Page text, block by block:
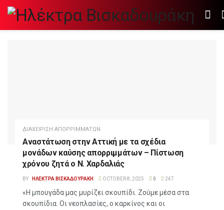
ΔΙΑΧΕΙΡΙΣΗ ΑΠΟΡΡΙΜΜΑΤΩΝ
Αναστάτωση στην Αττική με τα σχέδια
μονάδων καύσης απορριμμάτων – Πίστωση
χρόνου ζητά ο Ν. Χαρδαλιάς
BY ΗΛΕΚΤΡΑ ΒΙΣΚΑΔΟΥΡΑΚΗ OCTOBER 8, 2025 0 247
«Η μπουγάδα μας μυρίζει σκουπίδι. Ζούμε μέσα στα
σκουπίδια. Οι νεοπλασίες, ο καρκίνος και οι